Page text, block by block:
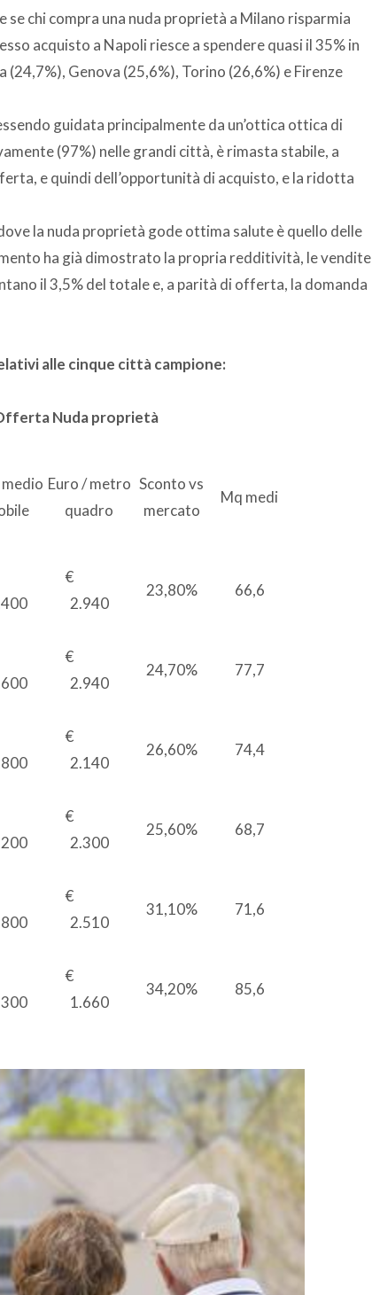
chi compra una nuda proprietà a Milano risparmia
acquisto a Napoli riesce a spendere quasi il 35% in
(24,7%), Genova (25,6%), Torino (26,6%) e Firenze
guidata principalmente da un’ottica ottica di
(97%) nelle grandi città, è rimasta stabile, a
e quindi dell’opportunità di acquisto, e la ridotta
la nuda proprietà gode ottima salute è quello delle
ha già dimostrato la propria redditività, le vendite
il 3,5% del totale e, a parità di offerta, la domanda
alle cinque città campione:
Nuda proprietà
Euro / metro
quadro
Sconto vs
mercato
Mq medi
€
2.940
23,80% 66,6
€
2.940
24,70% 77,7
€
2.140
26,60% 74,4
€
2.300
25,60% 68,7
€
2.510
31,10% 71,6
€
1.660
34,20% 85,6